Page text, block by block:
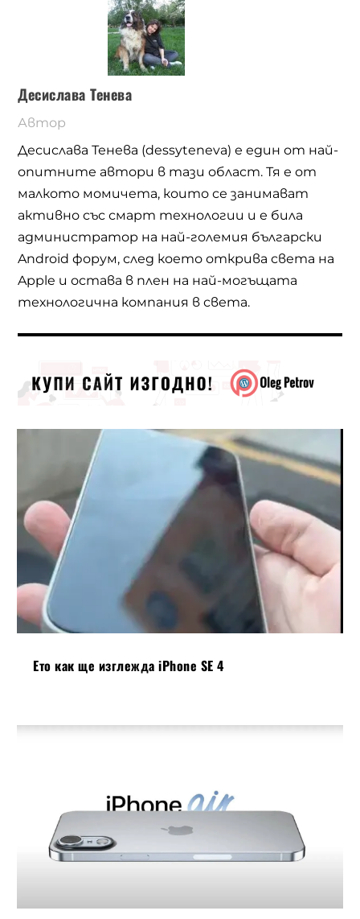
Десислава Тенева
Автор
Десислава Тенева (dessyteneva) е един от най-
опитните автори в тази област. Тя е от
малкото момичета, които се занимават
активно със смарт технологии и е била
администратор на най-големия български
Android форум, след което открива света на
Apple и остава в плен на най-могъщата
технологична компания в света.
Ето как ще изглежда iPhone SE 4